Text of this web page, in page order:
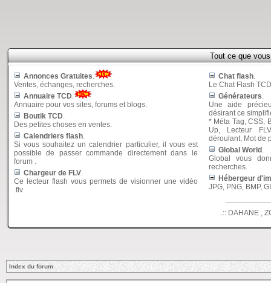
Tout ce que
Annonces Gratuites.
Ventes, échanges, recherches.
Annuaire TCD.
Annuaire pour vos sites, forums et blogs.
Boutik TCD.
Des petites choses en ventes.
Calendriers flash.
Si vous souhaitez un calendrier particulier, il vous est
possible de passer commande directement dans le
forum .
Chargeur de FLV.
Ce lecteur flash vous permets de visionner une vidèo
.flv
Chat flash.
Le Chat Flash
Générateurs.
Une aide
désirant ce
* Méta Tag, CSS,
Up, Lecteur
déroulant, Mot de
Global World .
Global vous
recherches.
Hébergeur
JPG, PNG, BMP,
..:: DAHANE ,
Index du forum